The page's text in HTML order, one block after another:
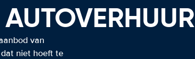
van
niet hoeft te